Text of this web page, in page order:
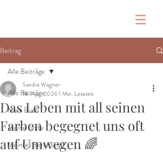
Beitrag
Alle Beiträge
Mein Buch
Meine Texte
Mein(e) Beruf(ung)
Alle Beiträge
Das Leben mit all seinen
Farben begegnet uns oft
auf Umwegen 🌈
Sandra Wagner
18. Apr. 20241 Min. Lesezeit